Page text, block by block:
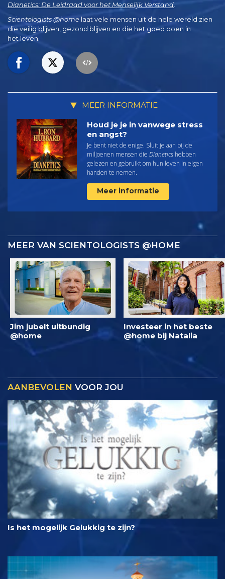
Dianetics: De Leidraad voor het Menselijk Verstand.
Scientologists @home laat vele mensen uit de hele wereld zien
die veilig blijven, gezond blijven en die het goed doen in
het leven.
MEER INFORMATIE
Houd je je in vanwege stress
en angst?
Je bent niet de enige. Sluit je aan bij de
miljoenen mensen die Dianetics hebben
gelezen en gebruikt om hun leven in eigen
handen te nemen.
Meer informatie
MEER VAN SCIENTOLOGISTS @HOME
Jim jubelt uitbundig
@home
Investeer in het beste
@home bij Natalia
AANBEVOLEN VOOR JOU
Is het mogelijk Gelukkig te zijn?